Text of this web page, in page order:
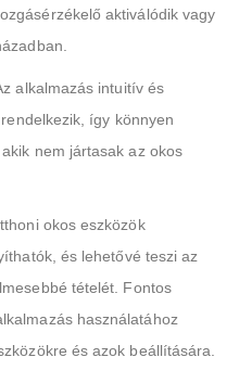
aktiválódik vagy
alkalmazás intuitív és
így könnyen
nem jártasak az okos
okos eszközök
és lehetővé teszi az
tételét. Fontos
használatához
és azok beállítására.